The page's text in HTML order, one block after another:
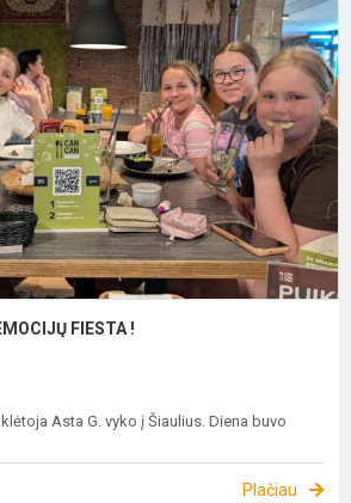
FIESTA !
Asta G. vyko į Šiaulius. Diena buvo
Plačiau